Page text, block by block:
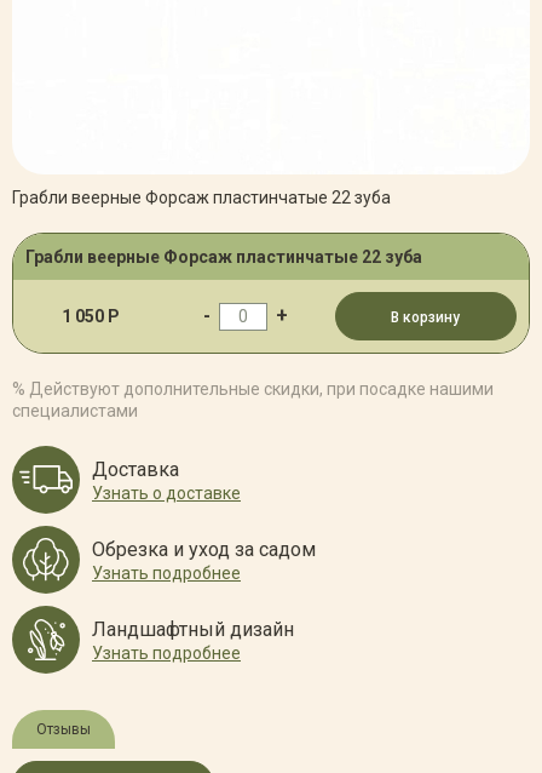
Грабли веерные Форсаж пластинчатые 22 зуба
Грабли веерные Форсаж пластинчатые 22 зуба
1 050 Р - + В корзину
% Действуют дополнительные скидки, при посадке нашими
специалистами
Доставка
Узнать о доставке
Обрезка и уход за садом
Узнать подробнее
Ландшафтный дизайн
Узнать подробнее
Отзывы